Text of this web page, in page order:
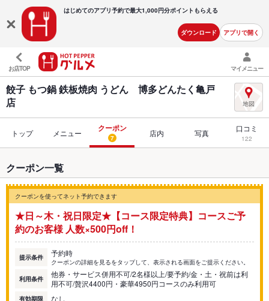
はじめてのアプリ予約で最大1,000円分ポイントもらえる
ダウンロード アプリで開く
お店TOP マイメニュー
餃子 もつ鍋 鉄板焼肉 うどん 博多どんたく亀戸
店
トップ メニュー クーポン
7 店内 写真 口コミ
122
クーポン一覧
クーポンを使ってネット予約できます
★日～木・祝日限定★【コース限定特典】コースご予
約のお客様 人数×500円off！
提示条件 予約時
クーポンの詳細を見るをタップして、表示される画面をご提示ください。
利用条件
他券・サービス併用不可/2名様以上/要予約/金・土・祝前は利
用不可/贅沢4400円・豪華4950円コースのみ利用可
有効期限 なし